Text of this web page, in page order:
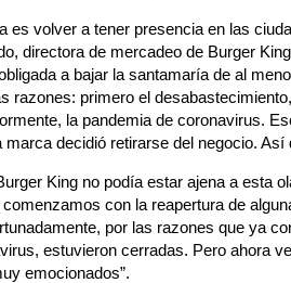
es volver a tener presencia en las
directora de mercadeo de Burger
a bajar la santamaría de al
razones: primero el
la pandemia de coronavirus.
marca decidió retirarse del negocio. Así
King no podía estar ajena a esta
con la reapertura de
por las razones que ya
estuvieron cerradas. Pero ahora
emocionados”.